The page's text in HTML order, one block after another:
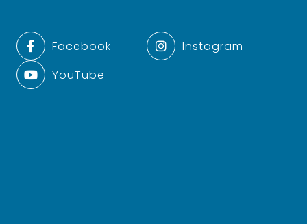
Facebook
Instagram
YouTube